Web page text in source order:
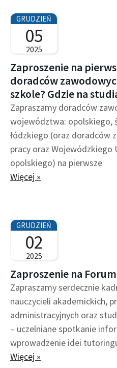
GRUDZIEŃ
05
2025
Zaproszenie na
doradców
szkole? Gdzie na
Zapraszamy doradców
województwa: opolskiego,
łódzkiego (oraz doradców
pracy oraz Wojewódzkiego
opolskiego) na pierwsze
Więcej »
GRUDZIEŃ
02
2025
Zaproszenie na
Zapraszamy serdecznie
nauczycieli akademickich,
administracyjnych oraz
– uczelniane spotkanie
wprowadzenie idei
Więcej »